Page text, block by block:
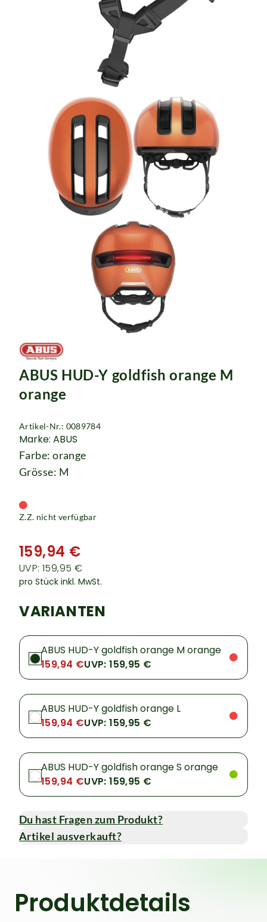
ABUS HUD-Y goldfish orange M
orange
Artikel-Nr.: 0089784
Marke: ABUS
Farbe: orange
Grösse: M
Z.Z. nicht verfügbar
159,94 €
UVP: 159,95 €
pro Stück inkl. MwSt.
VARIANTEN
ABUS HUD-Y goldfish orange M orange
159,94 €UVP: 159,95 €
ABUS HUD-Y goldfish orange L
159,94 €UVP: 159,95 €
ABUS HUD-Y goldfish orange S orange
159,94 €UVP: 159,95 €
Du hast Fragen zum Produkt?
Artikel ausverkauft?
Produktdetails